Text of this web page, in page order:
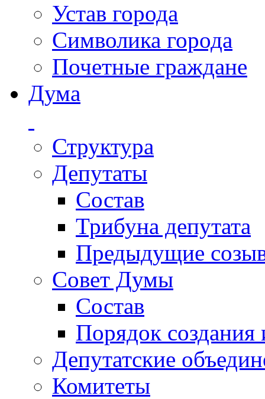
Устав города
Символика города
Почетные граждане
Дума
Структура
Депутаты
Состав
Трибуна депутата
Предыдущие
Совет Думы
Состав
Порядок создания
Депутатские
Комитеты